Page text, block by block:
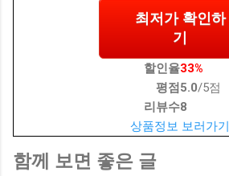
최저가 확인하
기
할인율33%
평점 5.0/5점
리뷰수8
상품정보 보러가기
함께 보면 좋은 글